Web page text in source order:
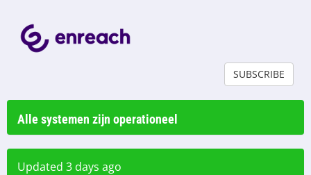
SUBSCRIBE
Alle systemen zijn operationeel
Updated 3 days ago